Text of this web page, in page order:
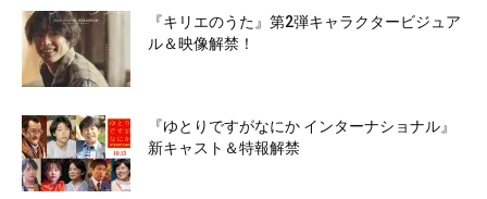
『キリエのうた』第2弾キャラクタービジュア
ル＆映像解禁！
『ゆとりですがなにか インターナショナル』
新キャスト＆特報解禁